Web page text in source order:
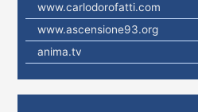
www.carlodorofatti.com
www.ascensione93.org
anima.tv